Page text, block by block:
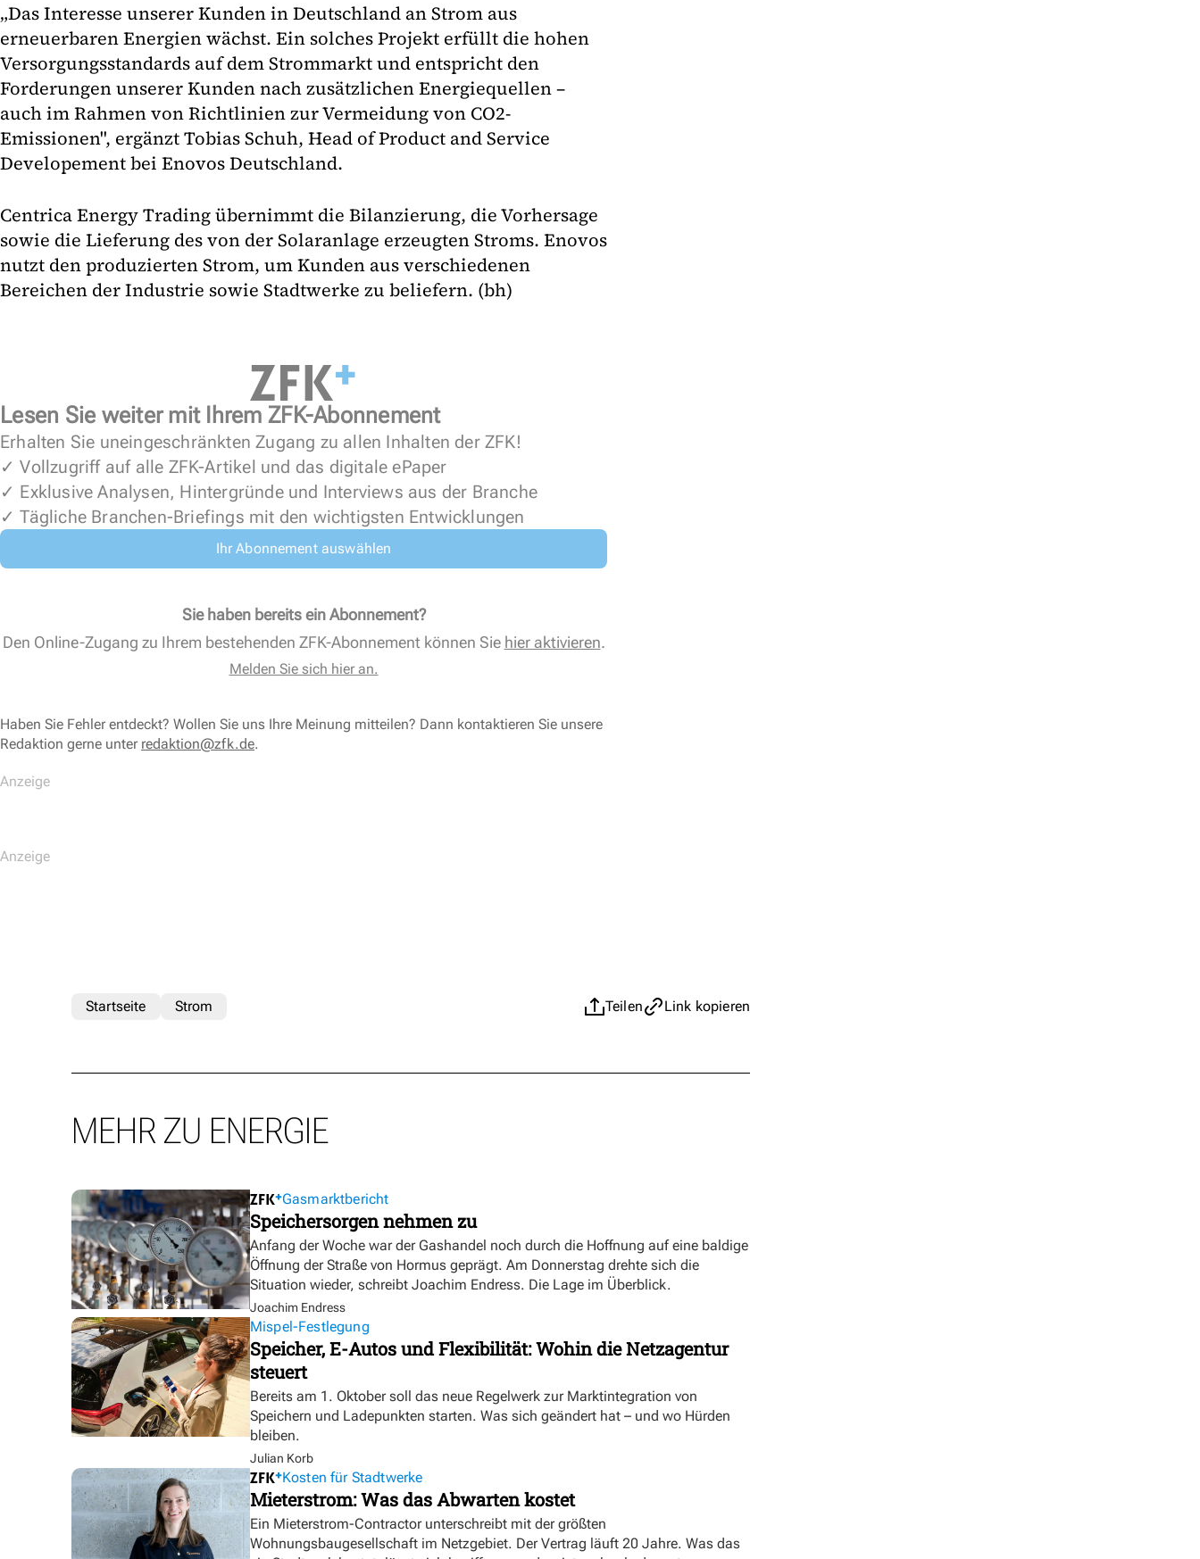
„Das Interesse unserer Kunden in Deutschland an Strom aus
erneuerbaren Energien wächst. Ein solches Projekt erfüllt die hohen
Versorgungsstandards auf dem Strommarkt und entspricht den
Forderungen unserer Kunden nach zusätzlichen Energiequellen –
auch im Rahmen von Richtlinien zur Vermeidung von CO2-
Emissionen", ergänzt Tobias Schuh, Head of Product and Service
Developement bei Enovos Deutschland.
Centrica Energy Trading übernimmt die Bilanzierung, die Vorhersage
sowie die Lieferung des von der Solaranlage erzeugten Stroms. Enovos
nutzt den produzierten Strom, um Kunden aus verschiedenen
Bereichen der Industrie sowie Stadtwerke zu beliefern. (bh)
Lesen Sie weiter mit Ihrem ZFK-Abonnement
Erhalten Sie uneingeschränkten Zugang zu allen Inhalten der ZFK!
✓ Vollzugriff auf alle ZFK-Artikel und das digitale ePaper
✓ Exklusive Analysen, Hintergründe und Interviews aus der Branche
✓ Tägliche Branchen-Briefings mit den wichtigsten Entwicklungen
Ihr Abonnement auswählen
Sie haben bereits ein Abonnement?
Den Online-Zugang zu Ihrem bestehenden ZFK-Abonnement können Sie hier aktivieren.
Melden Sie sich hier an.
Haben Sie Fehler entdeckt? Wollen Sie uns Ihre Meinung mitteilen? Dann kontaktieren Sie unsere
Redaktion gerne unter redaktion@zfk.de.
Teilen Link kopieren
Startseite Strom
MEHR ZU ENERGIE
Gasmarktbericht
Speichersorgen nehmen zu
Anfang der Woche war der Gashandel noch durch die Hoffnung auf eine baldige
Öffnung der Straße von Hormus geprägt. Am Donnerstag drehte sich die
Situation wieder, schreibt Joachim Endress. Die Lage im Überblick.
Joachim Endress
Mispel-Festlegung
Speicher, E-Autos und Flexibilität: Wohin die Netzagentur
steuert
Bereits am 1. Oktober soll das neue Regelwerk zur Marktintegration von
Speichern und Ladepunkten starten. Was sich geändert hat – und wo Hürden
bleiben.
Julian Korb
Kosten für Stadtwerke
Mieterstrom: Was das Abwarten kostet
Ein Mieterstrom-Contractor unterschreibt mit der größten
Wohnungsbaugesellschaft im Netzgebiet. Der Vertrag läuft 20 Jahre. Was das